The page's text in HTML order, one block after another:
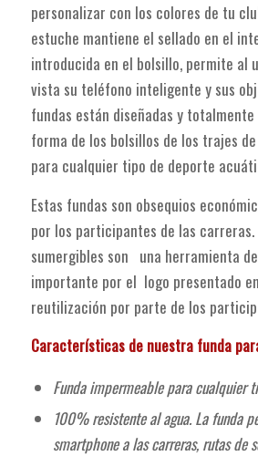
personalizar con los colores de tu
estuche mantiene el sellado en el
introducida en el bolsillo, permite al
vista su teléfono inteligente y sus
fundas están diseñadas y
forma de los bolsillos de los trajes
para cualquier tipo de deporte
Estas fundas son obsequios
por los participantes de las carreras.
sumergibles son una herramienta
importante por el logo presentado
reutilización por parte de los
Características de nuestra funda
Funda impermeable para cualquier
100% resistente al agua. La funda
smartphone a las carreras, rutas de